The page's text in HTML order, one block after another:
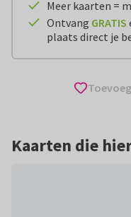
Meer kaarten =
Ontvang GRATIS
plaats direct je
Kaarten die